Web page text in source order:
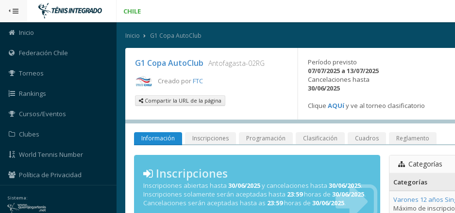
CHILE
Inicio
Federación Chile
Torneos
Rankings
Cursos/Eventos
Clubes
World Tennis Number
Política de Privacidad
Sistema:
Inicio G1 Copa AutoClub
G1 Copa AutoClub Antofagasta-02RG
Creado porFTC
Compartir la URL de la página
Período previsto
07/07/2025 a 13/07/2025
Cancelaciones hasta
30/06/2025
Clique AQUíy ve al torneo clasificatorio
Información Inscripciones Programación Clasificación Cuadros Reglamento
Inscripciones
Inscripciones abiertas hasta 30/06/2025y cancelaciones hasta 30/06/2025.
Inscripciones solamente serán aceptadas hasta 23:59horas de 30/06/2025.
Cancelaciones serán aceptadas hasta as 23:59horas de 30/06/2025.
Categorías
Categorías
Varones 12 años
Máximo de